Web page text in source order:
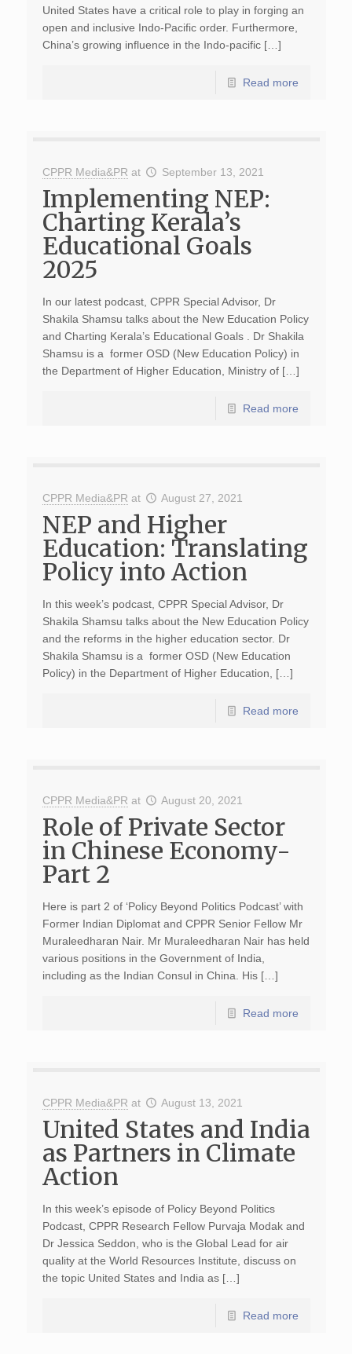
United States have a critical role to play in forging an
open and inclusive Indo-Pacific order. Furthermore,
China’s growing influence in the Indo-pacific […]
Read more
CPPR Media&PR at September 13, 2021
Implementing NEP:
Charting Kerala’s
Educational Goals
2025
In our latest podcast, CPPR Special Advisor, Dr
Shakila Shamsu talks about the New Education Policy
and Charting Kerala’s Educational Goals . Dr Shakila
Shamsu is a former OSD (New Education Policy) in
the Department of Higher Education, Ministry of […]
Read more
CPPR Media&PR at August 27, 2021
NEP and Higher
Education: Translating
Policy into Action
In this week’s podcast, CPPR Special Advisor, Dr
Shakila Shamsu talks about the New Education Policy
and the reforms in the higher education sector. Dr
Shakila Shamsu is a former OSD (New Education
Policy) in the Department of Higher Education, […]
Read more
CPPR Media&PR at August 20, 2021
Role of Private Sector
in Chinese Economy-
Part 2
Here is part 2 of ‘Policy Beyond Politics Podcast’ with
Former Indian Diplomat and CPPR Senior Fellow Mr
Muraleedharan Nair. Mr Muraleedharan Nair has held
various positions in the Government of India,
including as the Indian Consul in China. His […]
Read more
CPPR Media&PR at August 13, 2021
United States and India
as Partners in Climate
Action
In this week’s episode of Policy Beyond Politics
Podcast, CPPR Research Fellow Purvaja Modak and
Dr Jessica Seddon, who is the Global Lead for air
quality at the World Resources Institute, discuss on
the topic United States and India as […]
Read more